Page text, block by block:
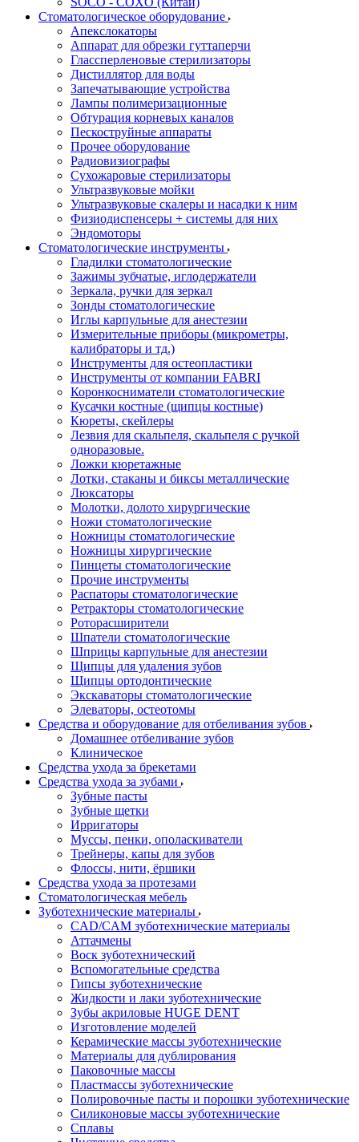
Стоматологическое оборудование
Апекслокаторы
Аппарат для обрезки гуттаперчи
Глассперленовые стерилизаторы
Дистиллятор для воды
Запечатывающие устройства
Лампы полимеризационные
Обтурация корневых каналов
Пескоструйные аппараты
Прочее оборудование
Радиовизиографы
Сухожаровые стерилизаторы
Ультразвуковые мойки
Ультразвуковые скалеры и насадки к ним
Физиодиспенсеры + системы для них
Эндомоторы
Стоматологические инструменты
Гладилки стоматологические
Зажимы зубчатые, иглодержатели
Зеркала, ручки для зеркал
Зонды стоматологические
Иглы карпульные для анестезии
Измерительные приборы (микрометры,
калибраторы и тд.)
Инструменты для остеопластики
Инструменты от компании FABRI
Коронкосниматели стоматологические
Кусачки костные (щипцы костные)
Кюреты, скейлеры
Лезвия для скальпеля, скальпеля с ручкой
одноразовые.
Ложки кюретажные
Лотки, стаканы и биксы металлические
Люксаторы
Молотки, долото хирургические
Ножи стоматологические
Ножницы стоматологические
Ножницы хирургические
Пинцеты стоматологические
Прочие инструменты
Распаторы стоматологические
Ретракторы стоматологические
Роторасширители
Шпатели стоматологические
Шприцы карпульные для анестезии
Щипцы для удаления зубов
Щипцы ортодонтические
Экскаваторы стоматологические
Элеваторы, остеотомы
Средства и оборудование для отбеливания зубов
Домашнее отбеливание зубов
Клиническое
Средства ухода за брекетами
Средства ухода за зубами
Зубные пасты
Зубные щетки
Ирригаторы
Муссы, пенки, ополаскиватели
Трейнеры, капы для зубов
Флоссы, нити, ёршики
Средства ухода за протезами
Стоматологическая мебель
Зуботехнические материалы
CAD/CAM зуботехнические материалы
Аттачмены
Воск зуботехнический
Вспомогательные средства
Гипсы зуботехнические
Жидкости и лаки зуботехнические
Зубы акриловые HUGE DENT
Изготовление моделей
Керамические массы зуботехнические
Материалы для дублирования
Паковочные массы
Пластмассы зуботехнические
Полировочные пасты и порошки зуботехнические
Силиконовые массы зуботехнические
Сплавы